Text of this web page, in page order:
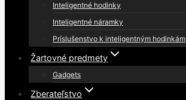
Inteligentné hodinky
Inteligentné náramky
Príslušenstvo k inteligentným hodinkám
Žartovné predmety
Gadgets
Zberateľstvo